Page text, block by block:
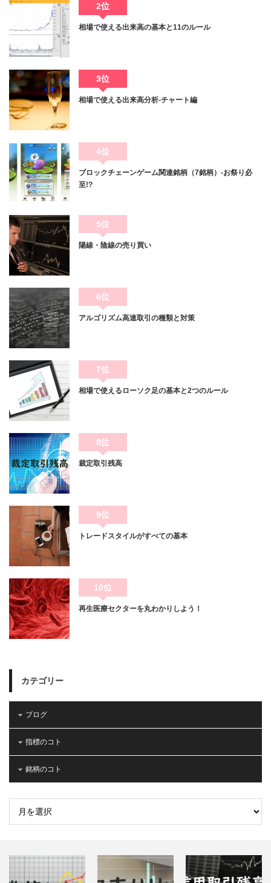
2位
相場で使える出来高の基本と11のルール
3位
相場で使える出来高分析-チャート編
4位
ブロックチェーンゲーム関連銘柄（7銘柄）-お祭り必
至!?
5位
陽線・陰線の売り買い
6位
アルゴリズム高速取引の種類と対策
7位
相場で使えるローソク足の基本と2つのルール
8位
裁定取引残高
9位
トレードスタイルがすべての基本
10位
再生医療セクターを丸わかりしよう！
カテゴリー
ブログ
指標のコト
銘柄のコト